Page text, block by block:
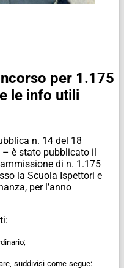
per 1.175
le info utili
n. 14 del 18
– è stato pubblicato il
di n. 1.175
la Scuola Ispettori e
per l’anno
suddivisi come segue: